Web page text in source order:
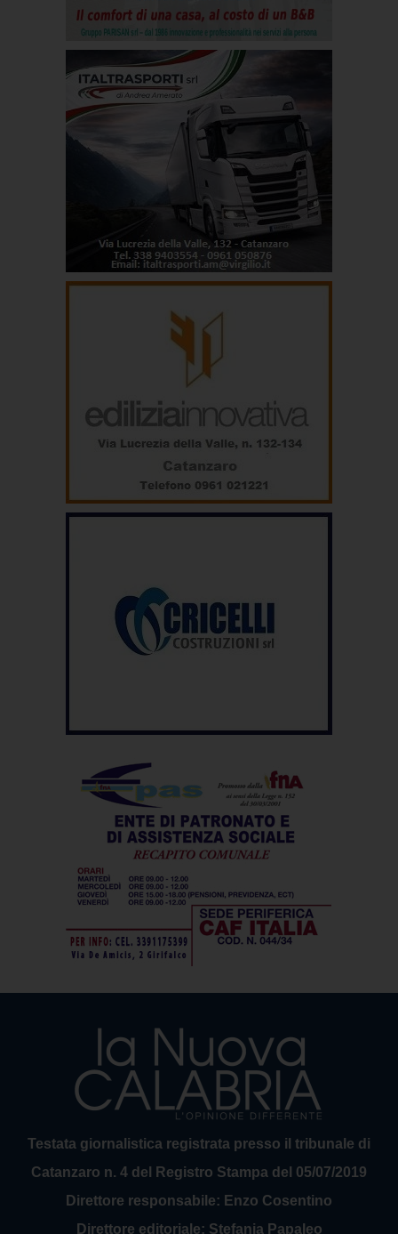
Testata giornalistica registrata presso il tribunale di
Catanzaro n. 4 del Registro Stampa del 05/07/2019
Direttore responsabile: Enzo Cosentino
Direttore editoriale: Stefania Papaleo